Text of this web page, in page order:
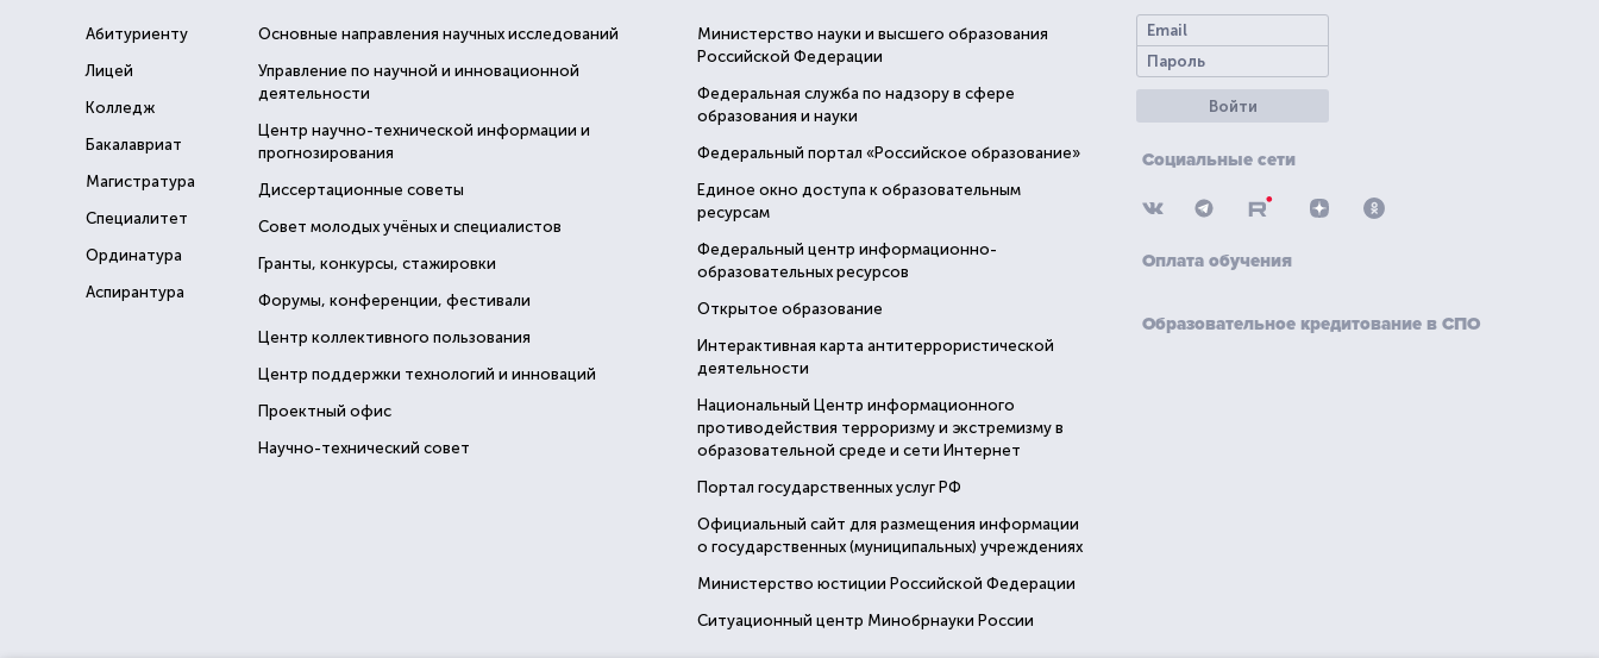
Абитуриенту
Лицей
Колледж
Бакалавриат
Магистратура
Специалитет
Ординатура
Аспирантура
Основные направления научных исследований
Управление по научной и инновационной
деятельности
Центр научно-технической информации и
прогнозирования
Диссертационные советы
Совет молодых учёных и специалистов
Гранты, конкурсы, стажировки
Форумы, конференции, фестивали
Центр коллективного пользования
Центр поддержки технологий и инноваций
Проектный офис
Научно-технический совет
Министерство науки и высшего образования
Российской Федерации
Федеральная служба по надзору в сфере
образования и науки
Федеральный портал «Российское образование»
Единое окно доступа к образовательным
ресурсам
Федеральный центр информационно-
образовательных ресурсов
Открытое образование
Интерактивная карта антитеррористической
деятельности
Национальный Центр информационного
противодействия терроризму и экстремизму в
образовательной среде и сети Интернет
Портал государственных услуг РФ
Официальный сайт для размещения информации
о государственных (муниципальных) учреждениях
Министерство юстиции Российской Федерации
Ситуационный центр Минобрнауки России
Войти
Социальные сети
Оплата обучения
Образовательное кредитование в СПО